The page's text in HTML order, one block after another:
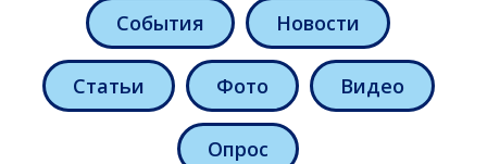
События Новости
Статьи Фото Видео
Опрос